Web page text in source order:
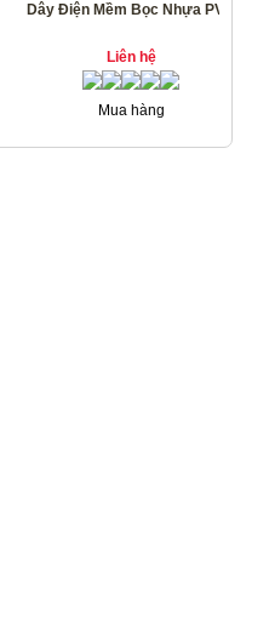
Dây Điện Mềm Bọc Nhựa PVC
Liên hệ
Mua hàng